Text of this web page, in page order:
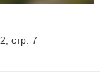
стр. 7